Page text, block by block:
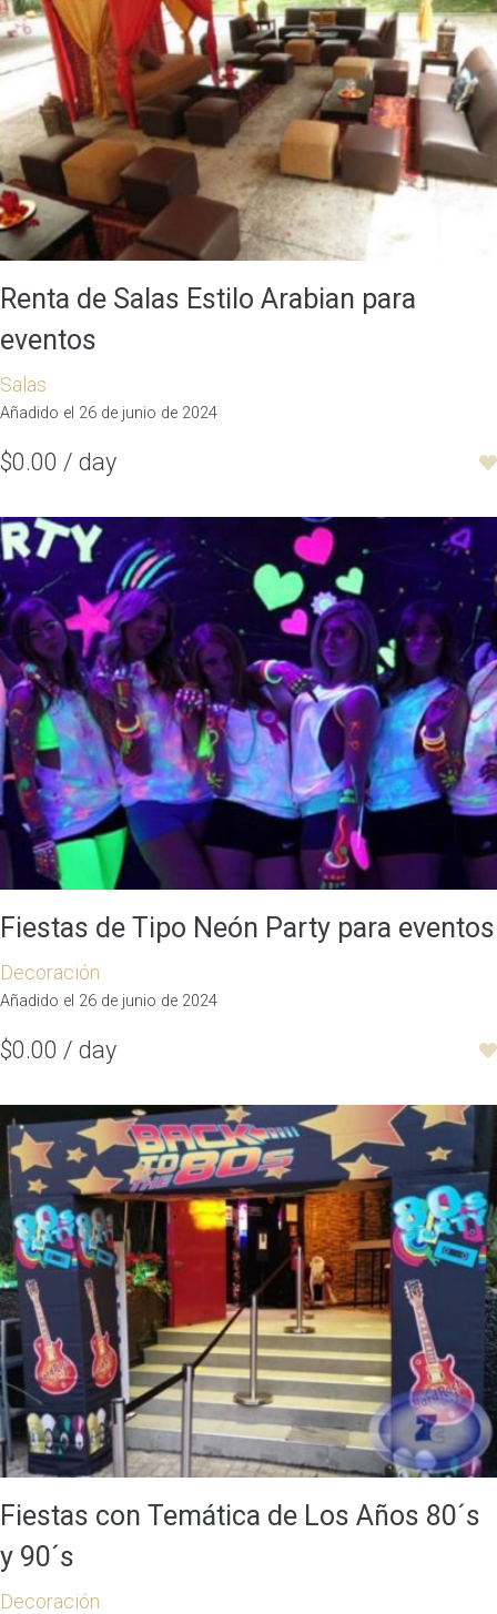
Renta de Salas Estilo Arabian para
eventos
Salas
Añadido el 26 de junio de 2024
$0.00 / day
Fiestas de Tipo Neón Party para eventos
Decoración
Añadido el 26 de junio de 2024
$0.00 / day
Fiestas con Temática de Los Años 80´s
y 90´s
Decoración